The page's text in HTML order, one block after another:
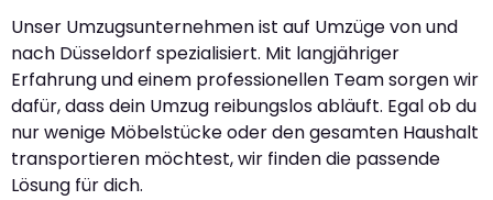
Unser Umzugsunternehmen ist auf Umzüge von und
nach Düsseldorf spezialisiert. Mit langjähriger
Erfahrung und einem professionellen Team sorgen wir
dafür, dass dein Umzug reibungslos abläuft. Egal ob du
nur wenige Möbelstücke oder den gesamten Haushalt
transportieren möchtest, wir finden die passende
Lösung für dich.